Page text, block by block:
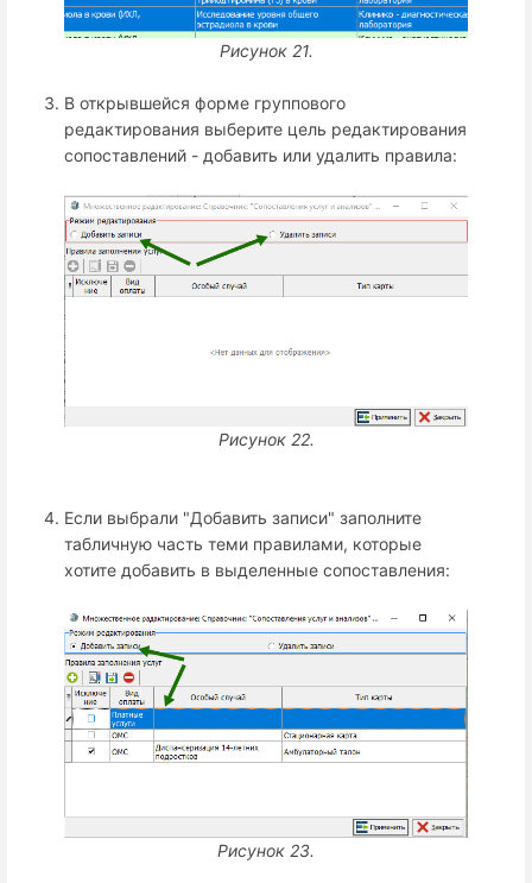
Рисунок 21.
В открывшейся форме группового
редактирования выберите цель редактирования
сопоставлений - добавить или удалить правила:
Рисунок 22.
Если выбрали "Добавить записи" заполните
табличную часть теми правилами, которые
хотите добавить в выделенные сопоставления:
Рисунок 23.